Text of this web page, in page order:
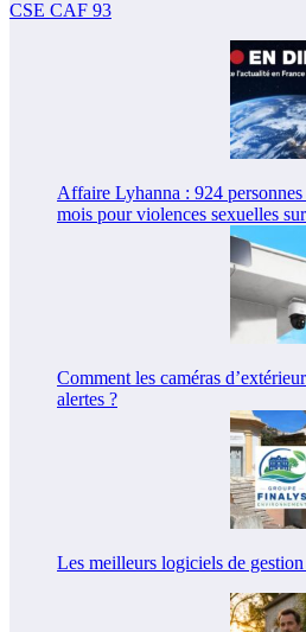
CSE CAF 93
Affaire Lyhanna : 924
mois pour violences sexuelles
Comment les caméras
alertes ?
Les meilleurs logiciels de